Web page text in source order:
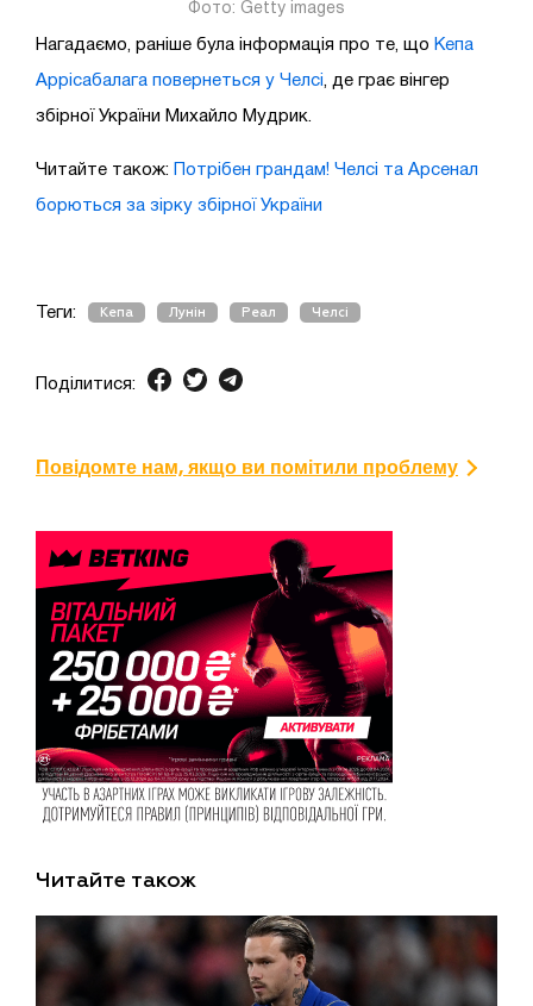
Фото: Getty images
Нагадаємо, раніше була інформація про те, що Кепа
Аррісабалага повернеться у Челсі, де грає вінгер
збірної України Михайло Мудрик.
Читайте також: Потрібен грандам! Челсі та Арсенал
борються за зірку збірної України
Теги: Кепа Лунін Реал Челсі
Поділитися:
Повідомте нам, якщо ви помітили проблему
Читайте також